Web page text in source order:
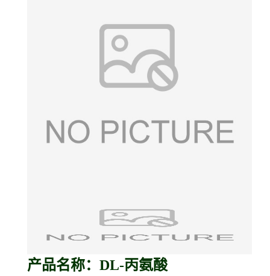
产品名称：DL-丙氨酸